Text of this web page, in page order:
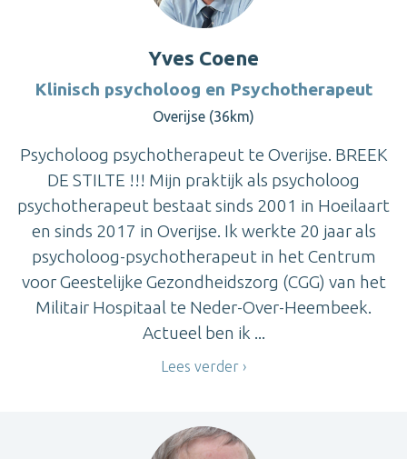
Yves Coene
Klinisch psycholoog en Psychotherapeut
Overijse (36km)
Psycholoog psychotherapeut te Overijse. BREEK
DE STILTE !!! Mijn praktijk als psycholoog
psychotherapeut bestaat sinds 2001 in Hoeilaart
en sinds 2017 in Overijse. Ik werkte 20 jaar als
psycholoog-psychotherapeut in het Centrum
voor Geestelijke Gezondheidszorg (CGG) van het
Militair Hospitaal te Neder-Over-Heembeek.
Actueel ben ik ...
Lees verder